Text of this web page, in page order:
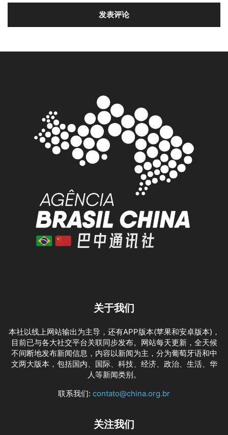
关于我们
本社以线上网站输出为主导，还有APP版本(苹果和安卓版本)，
目前已与各大社交平台关联同步发布。网站每天更新，全天候
不间断地发布新闻信息，内容以新闻为主，分为葡萄牙语和中
文两大版本，包括国内、国际、科技、经济、政治、生活、华
人等新闻类别。
联系我们: contato@china.org.br
关注我们